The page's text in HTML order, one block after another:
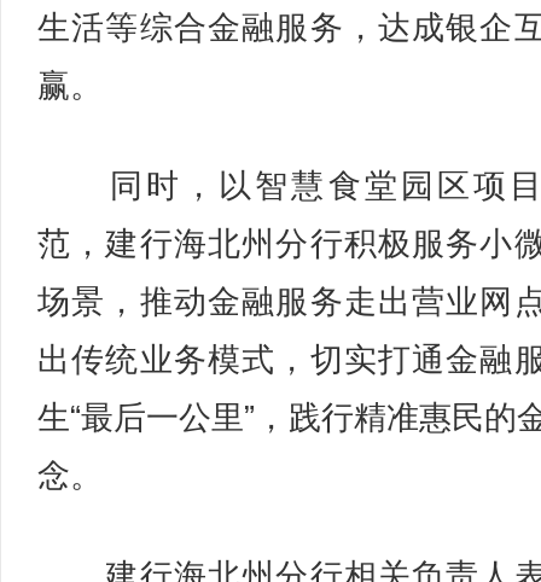
生活等综合金融服务，达成银企
赢。
同时，以智慧食堂园区项
范，建行海北州分行积极服务小
场景，推动金融服务走出营业网
出传统业务模式，切实打通金融
生“最后一公里”，践行精准惠民的
念。